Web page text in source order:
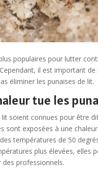
populaires pour lutter
il est important
éliminer les punaises de lit.
tue les
soient connues pour être
sont exposées à une
températures de 50
plus élevées, elles
des professionnels.